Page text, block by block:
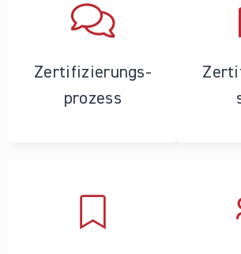
Zertifizierungs­
prozess